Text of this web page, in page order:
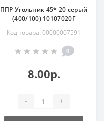
ППР Угольник 45* 20 серый
(400/100) 10107020Г
Код товара: 00000007591
0
8.00р.
- +